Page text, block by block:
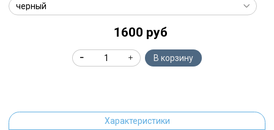
1600 руб
В корзину
Характеристики